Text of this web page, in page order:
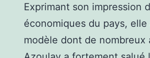
Exprimant son impression
économiques du pays,
modèle dont de nombreux